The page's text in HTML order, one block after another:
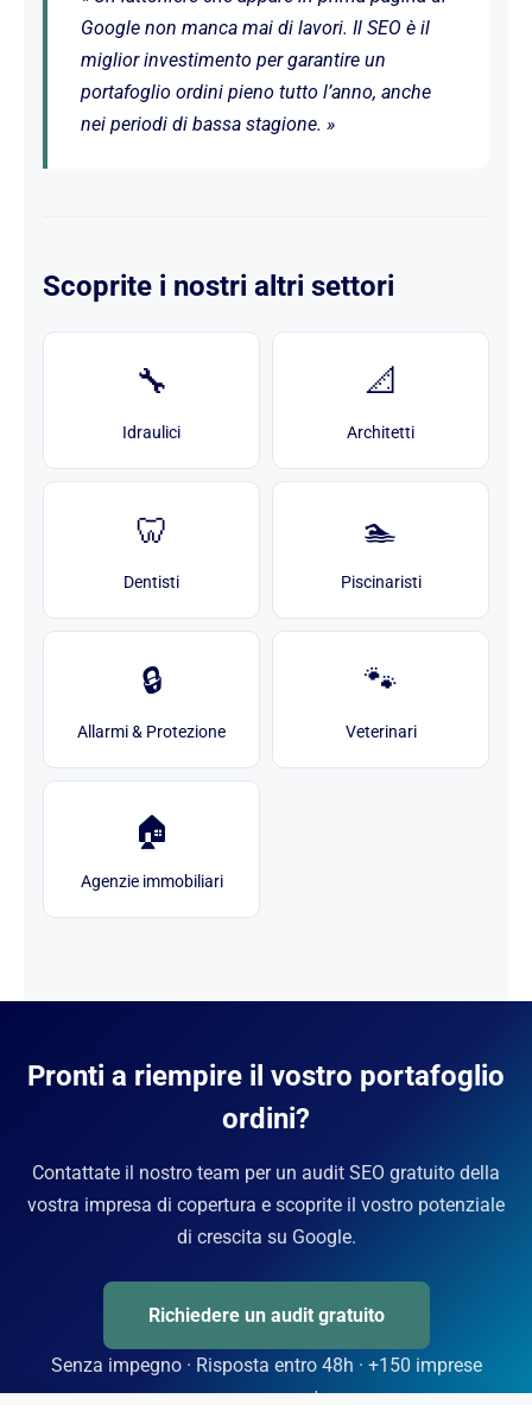
Google non manca mai di lavori. Il SEO è il
miglior investimento per garantire un
portafoglio ordini pieno tutto l’anno, anche
nei periodi di bassa stagione. »
Scoprite i nostri altri settori
🔧
Idraulici
📐
Architetti
🦷
Dentisti
🏊
Piscinaristi
🔒
Allarmi & Protezione
🐾
Veterinari
🏠
Agenzie immobiliari
Pronti a riempire il vostro portafoglio
ordini?
Contattate il nostro team per un audit SEO gratuito della
vostra impresa di copertura e scoprite il vostro potenziale
di crescita su Google.
Richiedere un audit gratuito
Senza impegno · Risposta entro 48h · +150 imprese
accompagnate